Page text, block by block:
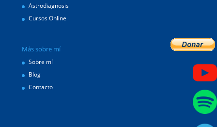
Astrodiagnosis
Cursos Online
Más sobre mí
Sobre mí
Blog
Contacto